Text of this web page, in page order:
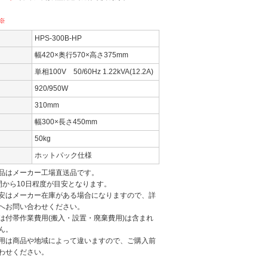
HPS-300B-HP
幅420×奥行570×高さ375mm
単相100V 50/60Hz 1.22kVA(12.2A)
920/950W
310mm
幅300×長さ450mm
50kg
ホットパック仕様
はメーカー工場直送品です。
ら10日程度が目安となります。
はメーカー在庫がある場合になりますので、詳
お問い合わせください。
付帯作業費用(搬入・設置・廃棄費用)は含まれ
。
は商品や地域によって違いますので、ご購入前
せください。